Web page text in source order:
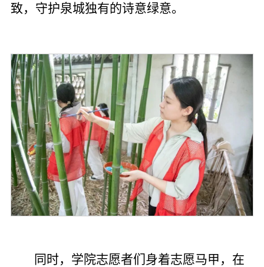
致，守护泉城独有的诗意绿意。
同时，学院志愿者们身着志愿马甲，在